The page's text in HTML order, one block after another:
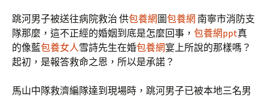
跳河男子被送往病院救治 供包養網 圖包養網 南寧市消防支
隊那麼，這不正經的婚姻到底是怎麼回事， 包養網ppt真
的像藍包養女人雪詩先生在婚包養網宴上所說的那樣嗎？
起初，是報答救命之恩，所以是承諾？
馬山中隊救濟編隊達到現場時，跳河男子已被本地三名男